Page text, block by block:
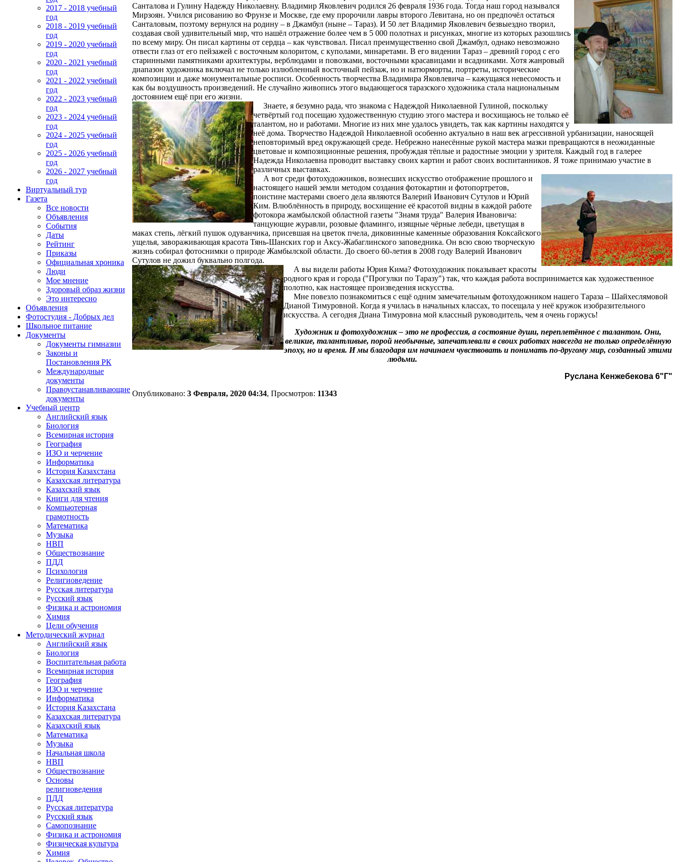
2017 - 2018 учебный
год
2018 - 2019 учебный
год
2019 - 2020 учебный
год
2020 - 2021 учебный
год
2021 - 2022 учебный
год
2022 - 2023 учебный
год
2023 - 2024 учебный
год
2024 - 2025 учебный
год
2025 - 2026 учебный
год
2026 - 2027 учебный
год
Виртуальный тур
Газета
Все новости
Объявления
События
Даты
Рейтинг
Приказы
Официальная хроника
Люди
Мое мнение
Здоровый образ жизни
Это интересно
Объявления
Фотостудия - Добрых дел
Школьное питание
Документы
Документы гимназии
Законы и
Постановления РК
Международные
документы
Правоустанавливающие
документы
Учебный центр
Английский язык
Биология
Всемирная история
География
ИЗО и черчение
Информатика
История Казахстана
Казахская литература
Казахский язык
Книги для чтения
Компьютерная
грамотность
Математика
Музыка
НВП
Обществознание
ПДД
Психология
Религиоведение
Русская литература
Русский язык
Физика и астрономия
Химия
Цели обучения
Методический журнал
Английский язык
Биология
Воспитательная работа
Всемирная история
География
ИЗО и черчение
Информатика
История Казахстана
Казахская литература
Казахский язык
Математика
Музыка
Начальная школа
НВП
Обществознание
Основы
религиоведения
ПДД
Русская литература
Русский язык
Самопознание
Физика и астрономия
Физическая культура
Химия
Санталова и Гулину Надежду Николаевну. Владимир Яковлевич родился 26 февраля 1936 года. Тогда наш город назывался
Мирзоян. Учился рисованию во Фрунзе и Москве, где ему пророчили лавры второго Левитана, но он предпочёл остаться
Санталовым, поэтому вернулся на родину – в Джамбул (ныне – Тараз). И 50 лет Владимир Яковлевич безвыездно творил,
создавая свой удивительный мир, что нашёл отражение более чем в 5 000 полотнах и рисунках, многие из которых разошлись
по всему миру. Он писал картины от сердца – как чувствовал. Писал преимущественно свой Джамбул, однако невозможно
отвести глаз от его пейзажей с восточным колоритом, с куполами, минаретами. В его видении Тараз – древний город с его
старинными памятниками архитектуры, верблюдами и повозками, восточными красавицами и всадниками. Хотя жанровый
диапазон художника включал не только излюбленный восточный пейзаж, но и натюрморты, портреты, исторические
композиции и даже монументальные росписи. Особенность творчества Владимира Яковлевича – кажущаяся невесомость и
как бы воздушность произведений. Не случайно живопись этого выдающегося таразского художника стала национальным
достоянием ещё при его жизни.
Знаете, я безумно рада, что знакома с Надеждой Николаевной Гулиной, поскольку
четвёртый год посещаю художественную студию этого мастера и восхищаюсь не только её
талантом, но и работами. Многие из них мне удалось увидеть, так как картины находятся у
неё дома. Творчество Надеждой Николаевной особенно актуально в наш век агрессивной урбанизации, наносящей
неповторимый вред окружающей среде. Небрежно нанесённые рукой мастера мазки превращаются в неожиданные
цветовые и композиционные решения, пробуждая тёплые и радостные эмоции у зрителя. Каждый год в галерее
Надежда Николаевна проводит выставку своих картин и работ своих воспитанников. Я тоже принимаю участие в
различных выставках.
А вот среди фотохудожников, вознесших искусство отображение прошлого и
настоящего нашей земли методом создания фотокартин и фотопортретов,
поистине мастерами своего дела являются Валерий Иванович Сутулов и Юрий
Ким. Влюблённость в природу, восхищение её красотой видны в каждой работе
фотокора жамбылской областной газеты "Знамя труда" Валерия Ивановича:
танцующие журавли, розовые фламинго, изящные чёрные лебеди, цветущая в
маках степь, лёгкий пушок одуванчика, присевшая на цветок пчела, диковинные каменные образования Коксайского
ущелья, завораживающая красота Тянь-Шанских гор и Аксу-Жабаглинского заповедника. Он всю свою творческую
жизнь собирал фотоснимки о природе Жамбылской области. До своего 60-летия в 2008 году Валерий Иванович
Сутулов не дожил буквально полгода.
А вы видели работы Юрия Кима? Фотохудожник показывает красоты
родного края и города ("Прогулки по Таразу") так, что каждая работа воспринимается как художественное
полотно, как настоящее произведения искусства.
Мне повезло познакомиться с ещё одним замечательным фотохудожником нашего Тараза – Шайхеслямовой
Дианой Тимуровной. Когда я училась в начальных классах, то посещала у неё кружок изобразительного
искусства. А сегодня Диана Тимуровна мой классный руководитель, чем я очень горжусь!
Художник и фотохудожник – это не профессия, а состояние души, переплетённое с талантом. Они,
великие, талантливые, порой необычные, запечатлевали в своих работах навсегда не только определённую
эпоху, но и время. И мы благодаря им начинаем чувствовать и понимать по-другому мир, созданный этими
людьми.
Руслана Кенжебекова 6"Г"
Опубликовано: 3 Февраля, 2020 04:34, Просмотров: 11343